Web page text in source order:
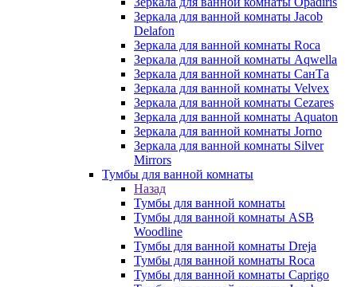
Зеркала для ванной комнаты Jacob
Delafon
Зеркала для ванной комнаты Roca
Зеркала для ванной комнаты Aqwella
Зеркала для ванной комнаты СанТа
Зеркала для ванной комнаты Velvex
Зеркала для ванной комнаты Cezares
Зеркала для ванной комнаты Aquaton
Зеркала для ванной комнаты Jorno
Зеркала для ванной комнаты Silver
Mirrors
Тумбы для ванной комнаты
Назад
Тумбы для ванной комнаты
Тумбы для ванной комнаты ASB
Woodline
Тумбы для ванной комнаты Dreja
Тумбы для ванной комнаты Roca
Тумбы для ванной комнаты Caprigo